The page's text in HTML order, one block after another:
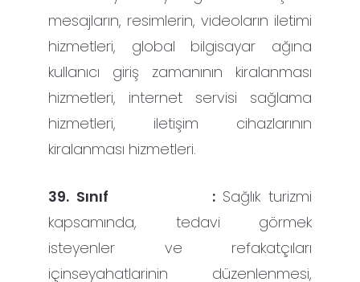
mesajların, resimlerin, videoların iletimi
hizmetleri, global bilgisayar ağına
kullanıcı giriş zamanının kiralanması
hizmetleri, internet servisi sağlama
hizmetleri, iletişim cihazlarının
kiralanması hizmetleri.
39. Sınıf : Sağlık turizmi
kapsamında, tedavi görmek
isteyenler ve refakatçıları
içinseyahatlarinin düzenlenmesi,